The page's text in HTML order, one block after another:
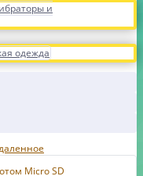
и
одежда